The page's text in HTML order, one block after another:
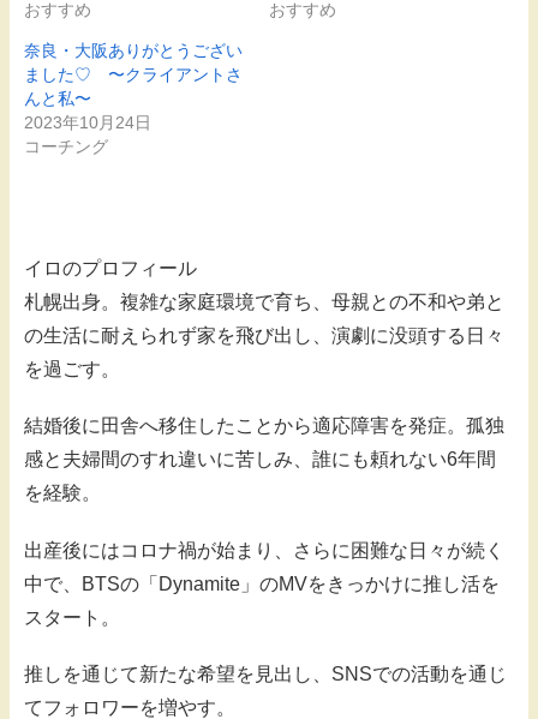
おすすめ
おすすめ
奈良・大阪ありがとうござい
ました♡ 〜クライアントさ
んと私〜
2023年10月24日
コーチング
イロのプロフィール
札幌出身。複雑な家庭環境で育ち、母親との不和や弟と
の生活に耐えられず家を飛び出し、演劇に没頭する日々
を過ごす。
結婚後に田舎へ移住したことから適応障害を発症。孤独
感と夫婦間のすれ違いに苦しみ、誰にも頼れない6年間
を経験。
出産後にはコロナ禍が始まり、さらに困難な日々が続く
中で、BTSの「Dynamite」のMVをきっかけに推し活を
スタート。
推しを通じて新たな希望を見出し、SNSでの活動を通じ
てフォロワーを増やす。